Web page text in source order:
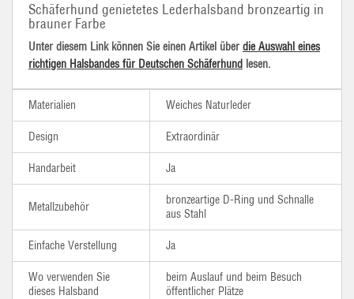
Schäferhund genietetes Lederhalsband bronzeartig in
brauner Farbe
Unter diesem Link können Sie einen Artikel über die Auswahl eines
richtigen Halsbandes für Deutschen Schäferhund lesen.
Materialien Weiches Naturleder
Design Extraordinär
Handarbeit Ja
Metallzubehör
bronzeartige D-Ring und Schnalle
aus Stahl
Einfache Verstellung Ja
Wo verwenden Sie
dieses Halsband
beim Auslauf und beim Besuch
öffentlicher Plätze